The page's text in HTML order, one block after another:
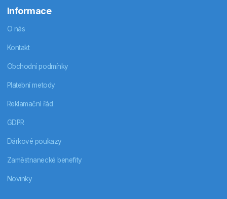
Informace
O nás
Kontakt
Obchodní podmínky
Platební metody
Reklamační řád
GDPR
Dárkové poukazy
Zaměstnanecké benefity
Novinky